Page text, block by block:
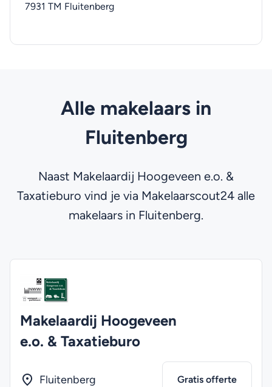
7931 TM Fluitenberg
Alle makelaars in
Fluitenberg
Naast Makelaardij Hoogeveen e.o. &
Taxatieburo vind je via Makelaarscout24 alle
makelaars in Fluitenberg.
Makelaardij Hoogeveen
e.o. & Taxatieburo
Fluitenberg Gratis offerte